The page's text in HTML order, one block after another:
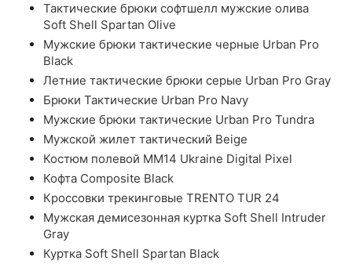
Тактические брюки софтшелл мужские олива
Soft Shell Spartan Olive
Мужские брюки тактические черные Urban Pro
Black
Летние тактические брюки серые Urban Pro Gray
Брюки Тактические Urban Pro Navy
Мужские брюки тактические Urban Pro Tundra
Мужской жилет тактический Beige
Костюм полевой ММ14 Ukraine Digital Pixel
Кофта Composite Black
Кроссовки трекинговые TRENTO TUR 24
Мужская демисезонная куртка Soft Shell Intruder
Gray
Куртка Soft Shell Spartan Black